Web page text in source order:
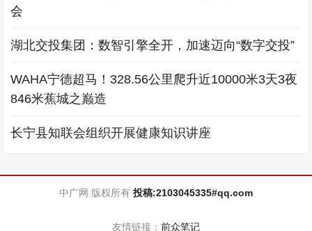
会
湖北交投集团：数智引擎全开，加速迈向“数字交投”
WAHA宁德超马！328.56公里爬升近10000米3天3夜
846米蕉城之巅造
长宁县知联会组织开展健康知识讲座
中广网 版权所有 投稿:2103045335#qq.com
友情链接： 前众笔记